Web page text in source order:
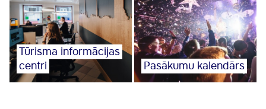
Tūrisma informācijas
centri
Pasākumu kalendārs